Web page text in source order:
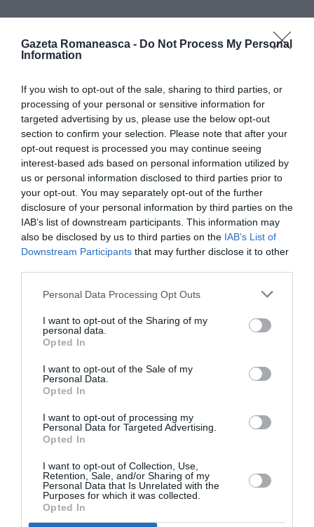
Gazeta Romaneasca - Do Not Process My Personal
Information
If you wish to opt-out of the sale, sharing to third parties, or
processing of your personal or sensitive information for
targeted advertising by us, please use the below opt-out
section to confirm your selection. Please note that after your
opt-out request is processed you may continue seeing
interest-based ads based on personal information utilized by
us or personal information disclosed to third parties prior to
your opt-out. You may separately opt-out of the further
disclosure of your personal information by third parties on the
IAB’s list of downstream participants. This information may
also be disclosed by us to third parties on the IAB’s List of
Downstream Participants that may further disclose it to other
Personal Data Processing Opt Outs
I want to opt-out of the Sharing of my
personal data.
Opted In
I want to opt-out of the Sale of my
Personal Data.
Opted In
I want to opt-out of processing my
Personal Data for Targeted Advertising.
Opted In
I want to opt-out of Collection, Use,
Retention, Sale, and/or Sharing of my
Personal Data that Is Unrelated with the
Purposes for which it was collected.
Opted In
Articolul anterior
Întreprinzătorii italieni din România sunt
disperați: nu mai găsesc fortă de muncă,
Următorul articol
”Badante” în Italia, s-a întors acasă pentru
totdeauna: «A fost o experiență pozitivă,
dar în România sunt fericită»
AȚI PUTEA DORI DE
ASEMENEA
Concursul Miss Badante 2026: informații
despre înscrieri și participare